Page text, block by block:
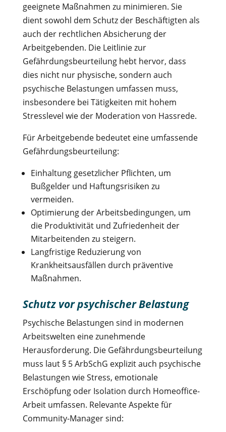
geeignete Maßnahmen zu minimieren. Sie
dient sowohl dem Schutz der Beschäftigten als
auch der rechtlichen Absicherung der
Arbeitgebenden. Die Leitlinie zur
Gefährdungsbeurteilung hebt hervor, dass
dies nicht nur physische, sondern auch
psychische Belastungen umfassen muss,
insbesondere bei Tätigkeiten mit hohem
Stresslevel wie der Moderation von Hassrede.
Für Arbeitgebende bedeutet eine umfassende
Gefährdungsbeurteilung:
Einhaltung gesetzlicher Pflichten, um
Bußgelder und Haftungsrisiken zu
vermeiden.
Optimierung der Arbeitsbedingungen, um
die Produktivität und Zufriedenheit der
Mitarbeitenden zu steigern.
Langfristige Reduzierung von
Krankheitsausfällen durch präventive
Maßnahmen.
Schutz vor psychischer Belastung
Psychische Belastungen sind in modernen
Arbeitswelten eine zunehmende
Herausforderung. Die Gefährdungsbeurteilung
muss laut § 5 ArbSchG explizit auch psychische
Belastungen wie Stress, emotionale
Erschöpfung oder Isolation durch Homeoffice-
Arbeit umfassen. Relevante Aspekte für
Community-Manager sind: